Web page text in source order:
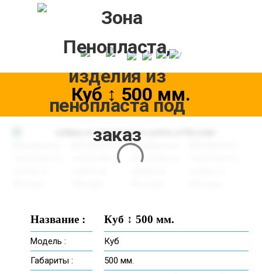
Куб ↕ 500 мм.
Название : Куб ↕ 500 мм.
Модель :
Куб
Габариты :
500 мм.